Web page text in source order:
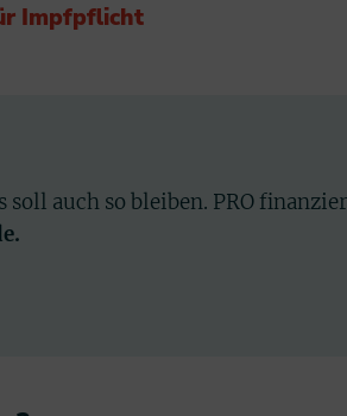
Impfpflicht
auch so bleiben. PRO